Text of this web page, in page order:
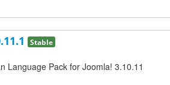
Stable
Language Pack for Joomla! 3.10.11